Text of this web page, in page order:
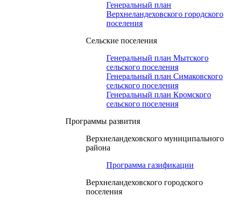
Генеральный план
Верхнеландеховского городского
поселения
Сельские поселения
Генеральный план Мытского
сельского поселения
Генеральный план Симаковского
сельского поселения
Генеральный план Кромского
сельского поселения
Программы развития
Верхнеландеховского муниципального
района
Программа газификации
Верхнеландеховского городского
поселения